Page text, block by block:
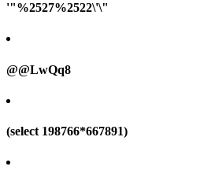
'"%2527%2522\'\"
@@LwQq8
(select 198766*667891)